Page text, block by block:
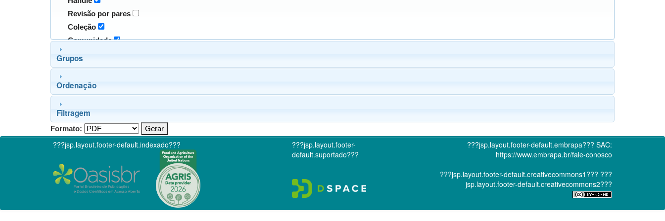
Revisão por pares
Coleção
Comunidade
Grupos
Ordenação
Filtragem
Formato:
???jsp.layout.footer-default.indexado???
???jsp.layout.footer-
default.suportado???
???jsp.layout.footer-default.embrapa??? SAC:
https://www.embrapa.br/fale-conosco
???jsp.layout.footer-default.creativecommons1??? ???
jsp.layout.footer-default.creativecommons2???